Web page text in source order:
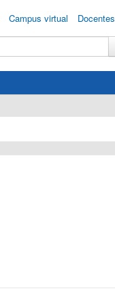
Campus virtual Docentes